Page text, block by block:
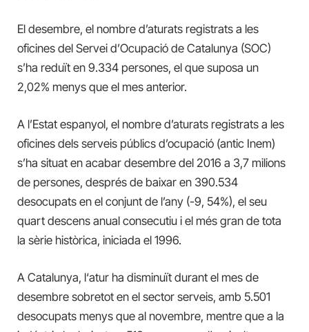
El desembre, el nombre d’aturats registrats a les
oficines del Servei d’Ocupació de Catalunya (SOC)
s’ha reduït en 9.334 persones, el que suposa un
2,02% menys que el mes anterior.
A l’Estat espanyol, el nombre d’aturats registrats a les
oficines dels serveis públics d’ocupació (antic Inem)
s’ha situat en acabar desembre del 2016 a 3,7 milions
de persones, després de baixar en 390.534
desocupats en el conjunt de l’any (-9, 54%), el seu
quart descens anual consecutiu i el més gran de tota
la sèrie històrica, iniciada el 1996.
A Catalunya, l‘atur ha disminuït durant el mes de
desembre sobretot en el sector serveis, amb 5.501
desocupats menys que al novembre, mentre que a la